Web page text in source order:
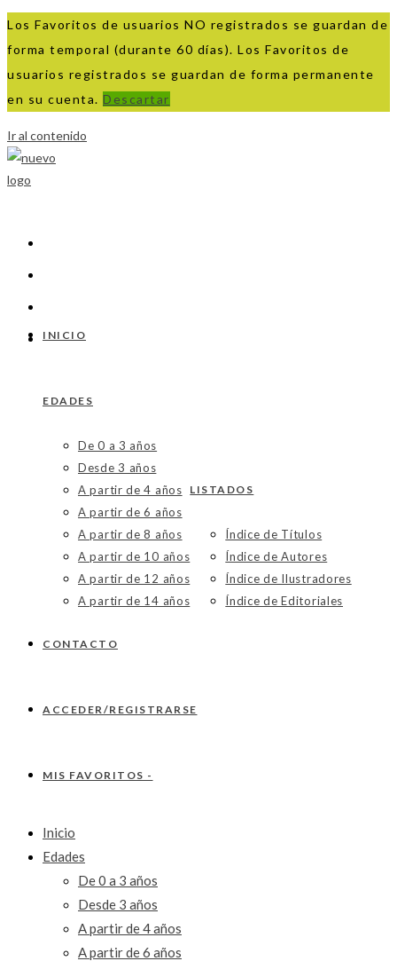
Los Favoritos de usuarios NO registrados se guardan de
forma temporal (durante 60 días). Los Favoritos de
usuarios registrados se guardan de forma permanente
en su cuenta. Descartar
Ir al contenido
INICIO
EDADES
De 0 a 3 años
Desde 3 años
A partir de 4 años
A partir de 6 años
A partir de 8 años
A partir de 10 años
A partir de 12 años
A partir de 14 años
LISTADOS
Índice de Títulos
Índice de Autores
Índice de Ilustradores
Índice de Editoriales
CONTACTO
ACCEDER/REGISTRARSE
MIS FAVORITOS -
Inicio
Edades
De 0 a 3 años
Desde 3 años
A partir de 4 años
A partir de 6 años